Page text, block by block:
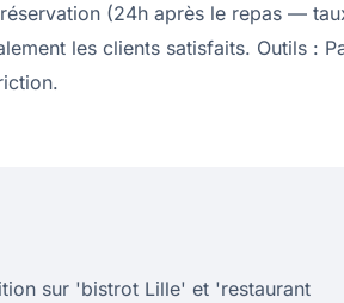
(24h après le repas —
les clients satisfaits. Outils :
sur 'bistrot Lille' et 'restaurant